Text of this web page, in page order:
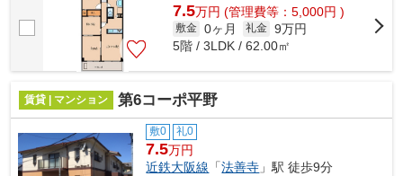
7.5万円 (管理費等：5,000円 )
敷金 0ヶ月 礼金 9万円
5階 / 3LDK / 62.00㎡
賃貸 | マンション 第6コーポ平野
敷0 礼0
7.5万円
近鉄大阪線 「法善寺 」駅 徒歩9分